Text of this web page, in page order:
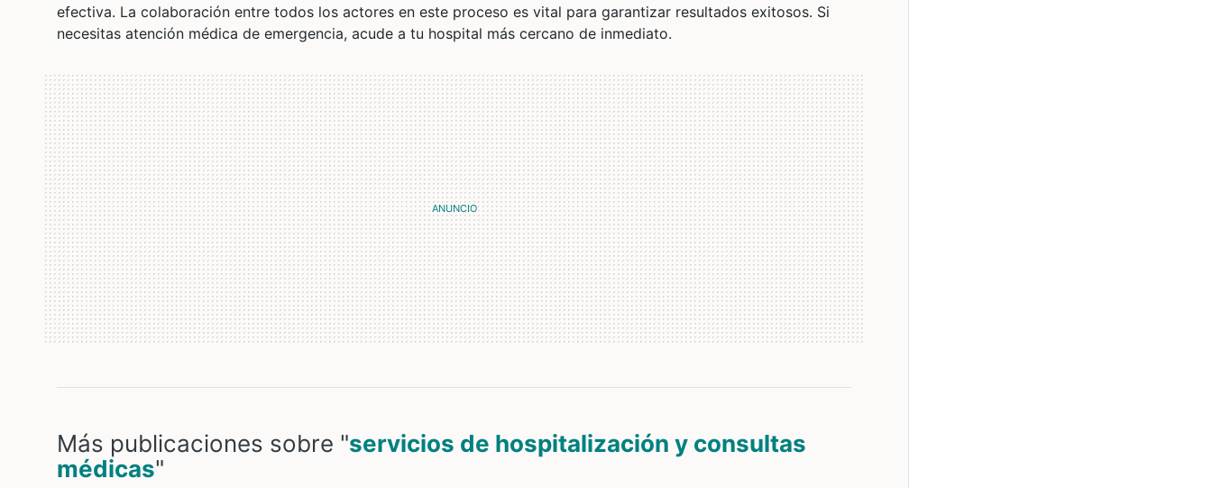
efectiva. La colaboración entre todos los actores en este proceso es vital para garantizar resultados exitosos. Si
necesitas atención médica de emergencia, acude a tu hospital más cercano de inmediato.
Más publicaciones sobre "servicios de hospitalización y consultas
médicas"